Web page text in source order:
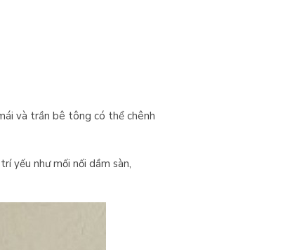
và trần bê tông có thể chênh
yếu như mối nối dầm sàn,